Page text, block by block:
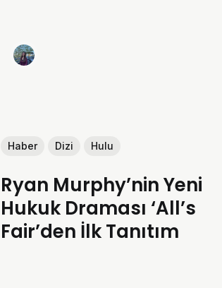
Haber Dizi Hulu
Ryan Murphy’nin Yeni
Hukuk Draması ‘All’s
Fair’den İlk Tanıtım